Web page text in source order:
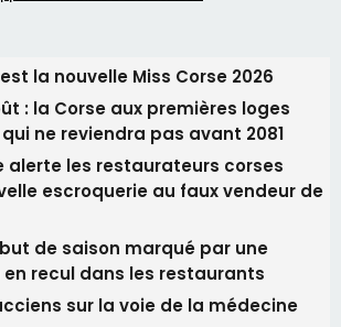
ce week-end du tournoi du
de la disparition du
de Saint Exupery